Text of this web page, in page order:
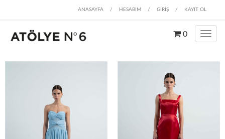
ANASAYFA / HESABIM / GİRİŞ / KAYIT OL
0